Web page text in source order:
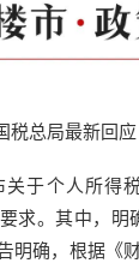
税总局最新回应
于个人所得
求。其中，明
明确，根据《